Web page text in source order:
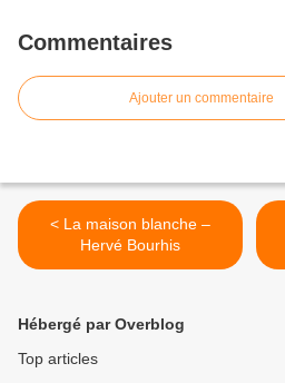
Commentaires
Ajouter un commentaire
< La maison blanche –
Hervé Bourhis
Hébergé par Overblog
Top articles